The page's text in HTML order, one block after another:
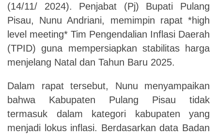
(14/11/ 2024). Penjabat (Pj) Bupati Pulang
Pisau, Nunu Andriani, memimpin rapat *high
level meeting* Tim Pengendalian Inflasi Daerah
(TPID) guna mempersiapkan stabilitas harga
menjelang Natal dan Tahun Baru 2025.
Dalam rapat tersebut, Nunu menyampaikan
bahwa Kabupaten Pulang Pisau tidak
termasuk dalam kategori kabupaten yang
menjadi lokus inflasi. Berdasarkan data Badan